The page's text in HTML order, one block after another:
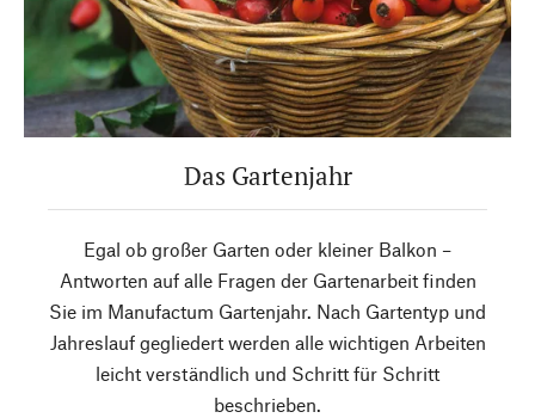
Das Gartenjahr
Egal ob großer Garten oder kleiner Balkon –
Antworten auf alle Fragen der Gartenarbeit finden
Sie im Manufactum Gartenjahr. Nach Gartentyp und
Jahreslauf gegliedert werden alle wichtigen Arbeiten
leicht verständlich und Schritt für Schritt
beschrieben.